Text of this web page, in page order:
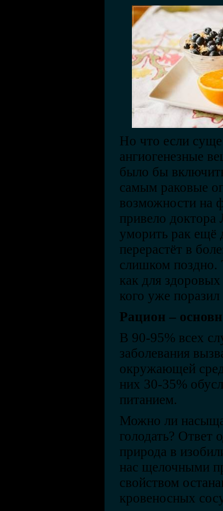
Но что если
ангиогенезные
было бы
самым раковые
возможности на
привело
уморить рак ещё
перерастёт в
слишком поздно.
как для
кого уже поразил
Рацион –
В 90-95% всех
заболевания
окружающей
них 30-35%
питанием.
Можно ли
голодать? Ответ
природа в
нас щелочными
свойством
кровеносных